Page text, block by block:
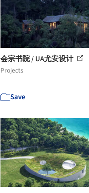
会宗书院 / UA尤安设计
Projects
Save